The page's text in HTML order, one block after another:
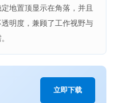
地置顶显示在角落，并且
明度，兼顾了工作视野与
立即下载